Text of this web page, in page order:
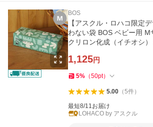
BOS
【アスクル・ロハコ限定
わない袋 BOS ベビー用
クリロン化成（イチオシ
1,125円
5% （50pt）
5.00（5件）
最短8/11お届け
LOHACO by アスクル